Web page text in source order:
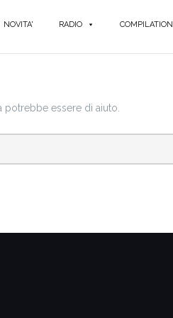
NOVITA' RADIO COMPILATION
essere di aiuto.